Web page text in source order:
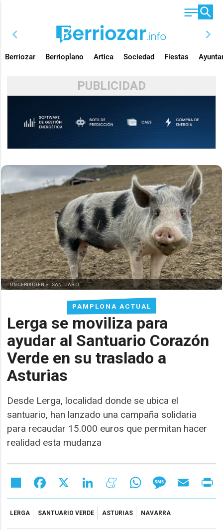
chevron_left chevron_right
Berriozar Berrioplano Artica Sociedad Fiestas
PUBLICIDAD
PAMPLONA ACTUAL
Lerga se moviliza para
ayudar al Santuario Corazón
Verde en su traslado a
Asturias
Desde Lerga, localidad donde se ubica el
santuario, han lanzado una campaña solidaria
para recaudar 15.000 euros que permitan hacer
realidad esta mudanza
UN CERDITO EN EL SANTUARIO
Share Facebook LinkedIn MeneameWhatsAppMessageEmail
LERGA SANTUARIO VERDE ASTURIAS NAVARRA